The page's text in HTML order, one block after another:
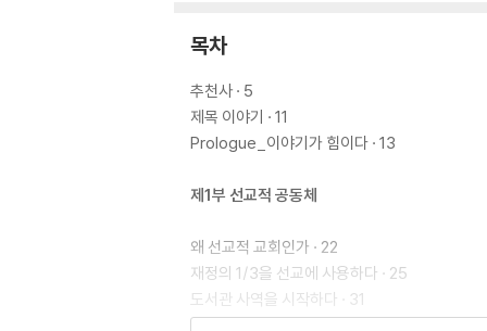
목차
추천사 · 5
제목 이야기 · 11
Prologue_이야기가 힘이다 · 13
제1부 선교적 공동체
왜 선교적 교회인가 · 22
재정의 1/3을 선교에 사용하다 · 25
도서관 사역을 시작하다 · 31
도서관을 위한 공간을 마련하다 · 36